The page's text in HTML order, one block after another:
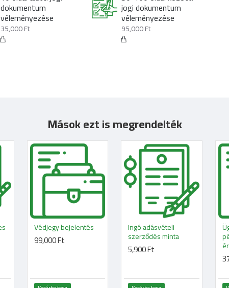
dokumentum
véleményezése
35,000 Ft
jogi dokumentum
véleményezése
95,000 Ft
Mások ezt is megrendelték
Védjegy bejelentés
99,000 Ft
Ingó adásvételi
szerződés minta
5,900 Ft